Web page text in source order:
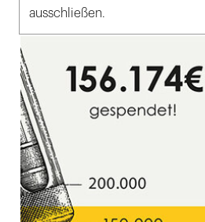
ausschließen.